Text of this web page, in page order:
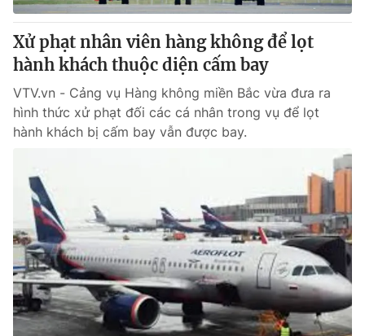
Xử phạt nhân viên hàng không để lọt
hành khách thuộc diện cấm bay
VTV.vn - Cảng vụ Hàng không miền Bắc vừa đưa ra
hình thức xử phạt đối các cá nhân trong vụ để lọt
hành khách bị cấm bay vẫn được bay.